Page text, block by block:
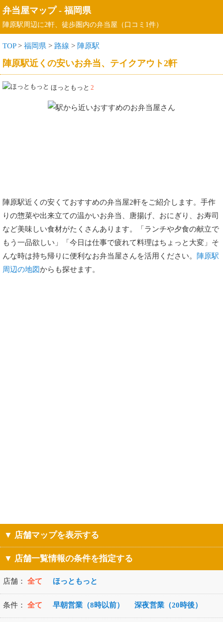
弁当屋マップ- 福岡県
陣原駅周辺に2軒、徒歩圏内の弁当屋（口コミ1件）
TOP> 福岡県 > 路線 > 陣原駅
陣原駅近くの安いお弁当、テイクアウト2軒
ほっともっと 2
陣原駅近くの安くておすすめの弁当屋2軒をご紹介します。手作
りの惣菜や出来立ての温かいお弁当、唐揚げ、おにぎり、お寿司
など美味しい食材がたくさんあります。「ランチや夕食の献立で
もう一品欲しい」「今日は仕事で疲れて料理はちょっと大変」そ
んな時は持ち帰りに便利なお弁当屋さんを活用ください。 陣原駅
周辺の地図からも探せます。
▼ 店舗マップを表示する
▼ 店舗一覧情報の条件を指定する
店舗： 全て ほっともっと
条件： 全て 早朝営業（8時以前） 深夜営業（20時後）